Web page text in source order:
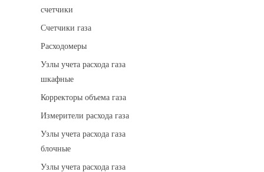
счетчики
Счетчики газа
Расходомеры
Узлы учета расхода газа
шкафные
Корректоры объема газа
Измерители расхода газа
Узлы учета расхода газа
блочные
Узлы учета расхода газа